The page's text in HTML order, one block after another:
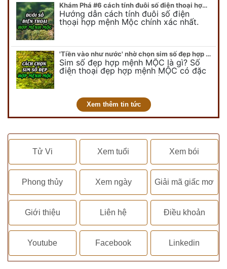
Khám Phá #6 cách tính đuôi số điện thoại hợp mệnh Mộc
Hướng dẫn cách tính đuôi số điện
thoại hợp mệnh Mộc chính xác nhất.
Cách chọn đuôi sim điện thoại hợp
chuyên…
'Tiền vào như nước' nhờ chọn sim số đẹp hợp mệnh MỘC
Sim số đẹp hợp mệnh MỘC là gì? Số
điện thoại đẹp hợp mệnh MỘC có đặc
điểm ra sao? Dưới góc nhìn chuyên gia
Xem thêm tin tức
Tử Vi Xem tuổi Xem bói
Phong thủy Xem ngày Giải mã giấc mơ
Giới thiệu Liên hệ Điều khoản
Youtube Facebook Linkedin